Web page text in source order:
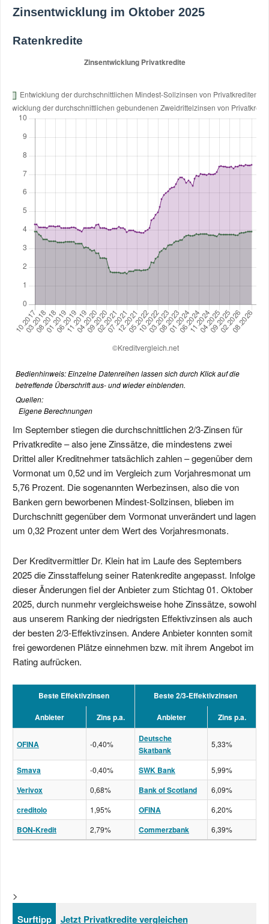
Zinsentwicklung im Oktober 2025
Ratenkredite
Bedienhinweis: Einzelne Datenreihen lassen sich durch Klick auf die
betreffende Überschrift aus- und wieder einblenden.
Quellen:
Eigene Berechnungen
Im September stiegen die durchschnittlichen 2/3-Zinsen für
Privatkredite – also jene Zinssätze, die mindestens zwei
Drittel aller Kreditnehmer tatsächlich zahlen – gegenüber dem
Vormonat um 0,52 und im Vergleich zum Vorjahresmonat um
5,76 Prozent. Die sogenannten Werbezinsen, also die von
Banken gern beworbenen Mindest-Sollzinsen, blieben im
Durchschnitt gegenüber dem Vormonat unverändert und lagen
um 0,32 Prozent unter dem Wert des Vorjahresmonats.
Der Kreditvermittler Dr. Klein hat im Laufe des Septembers
2025 die Zinsstaffelung seiner Ratenkredite angepasst. Infolge
dieser Änderungen fiel der Anbieter zum Stichtag 01. Oktober
2025, durch nunmehr vergleichsweise hohe Zinssätze, sowohl
aus unserem Ranking der niedrigsten Effektivzinsen als auch
der besten 2/3-Effektivzinsen. Andere Anbieter konnten somit
frei gewordenen Plätze einnehmen bzw. mit ihrem Angebot im
Rating aufrücken.
Beste Effektivzinsen
Beste 2/3-Effektivzinsen
Anbieter
Zins p.a. Anbieter Zins p.a.
OFINA -0,40%
Deutsche
Skatbank
5,33%
Smava -0,40% SWK Bank 5,99%
Verivox 0,68% Bank of Scotland 6,09%
creditolo 1,95% OFINA 6,20%
BON-Kredit 2,79% Commerzbank 6,39%
>
Surftipp Jetzt Privatkredite vergleichen